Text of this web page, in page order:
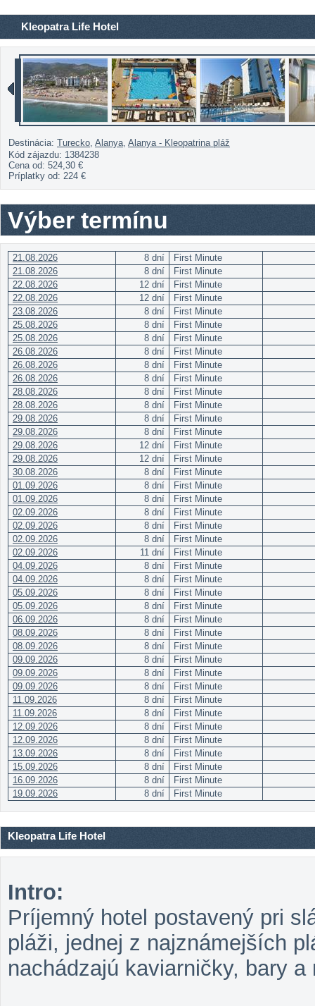
Kleopatra Life Hotel
Destinácia: Turecko, Alanya, Alanya - Kleopatrina pláž
Kód zájazdu: 1384238
Cena od: 524,30 €
Príplatky od: 224 €
Výber termínu
21.08.2026 8 dní
First Minute
21.08.2026
8 dní
First Minute
22.08.2026
12 dní
First Minute
22.08.2026
12 dní
First Minute
23.08.2026
8 dní
First Minute
25.08.2026
8 dní
First Minute
25.08.2026
8 dní
First Minute
26.08.2026
8 dní
First Minute
26.08.2026
8 dní
First Minute
26.08.2026
8 dní
First Minute
28.08.2026
8 dní
First Minute
28.08.2026
8 dní
First Minute
29.08.2026
8 dní
First Minute
29.08.2026
8 dní
First Minute
29.08.2026
12 dní
First Minute
29.08.2026
12 dní
First Minute
30.08.2026
8 dní
First Minute
01.09.2026
8 dní
First Minute
01.09.2026
8 dní
First Minute
02.09.2026
8 dní
First Minute
02.09.2026
8 dní
First Minute
02.09.2026
8 dní
First Minute
02.09.2026
11 dní
First Minute
04.09.2026
8 dní
First Minute
04.09.2026
8 dní
First Minute
05.09.2026
8 dní
First Minute
05.09.2026
8 dní
First Minute
06.09.2026
8 dní
First Minute
08.09.2026
8 dní
First Minute
08.09.2026
8 dní
First Minute
09.09.2026
8 dní
First Minute
09.09.2026
8 dní
First Minute
09.09.2026
8 dní
First Minute
11.09.2026
8 dní
First Minute
11.09.2026
8 dní
First Minute
12.09.2026
8 dní
First Minute
12.09.2026
8 dní
First Minute
13.09.2026
8 dní
First Minute
15.09.2026
8 dní
First Minute
16.09.2026
8 dní
First Minute
19.09.2026
8 dní First Minute
Kleopatra Life Hotel
Intro:
Príjemný hotel postavený pri
pláži, jednej z najznámejších
nachádzajú kaviarničky, bary